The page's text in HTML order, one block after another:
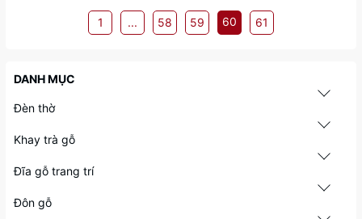
hay các cửa hàng buôn bán, thậm chí cả các doanh
nghiệp cũng đều...
1 ... 58 59 60 61
DANH MỤC
Đèn thờ
Khay trà gỗ
Đĩa gỗ trang trí
Đôn gỗ